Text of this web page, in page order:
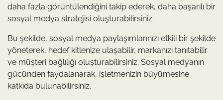
daha fazla görüntülendiğini takip ederek, daha başarılı bir
sosyal medya stratejisi oluşturabilirsiniz.
Bu şekilde, sosyal medya paylaşımlarınızı etkili bir şekilde
yöneterek, hedef kitlenize ulaşabilir, markanızı tanıtabilir
ve müşteri bağlılığı oluşturabilirsiniz. Sosyal medyanın
gücünden faydalanarak, işletmenizin büyümesine
katkıda bulunabilirsiniz.